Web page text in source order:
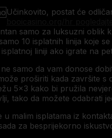
Učinkovito, postat će
samo za luksuzni oblik
10 isplatnih linija koje
liniji ako igrate na
samo da vam donose
proširiti kada završite
5×3 kako bi pružila
tako da možete odabrati
u malim isplatama iz
za besprijekorno